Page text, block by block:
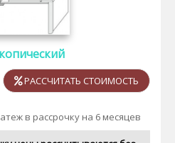
РАССЧИТАТЬ СТОИМОСТЬ
в рассрочку на 6 месяцев